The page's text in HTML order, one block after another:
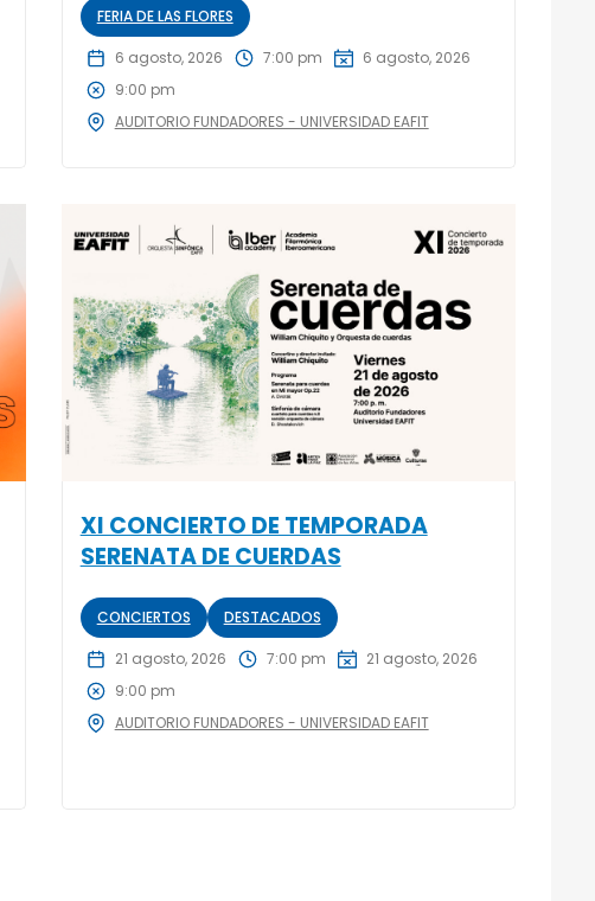
FERIA DE LAS FLORES
6 agosto, 2026 7:00 pm
6 agosto, 2026
9:00 pm
AUDITORIO FUNDADORES - UNIVERSIDAD EAFIT
XI CONCIERTO DE TEMPORADA
SERENATA DE CUERDAS
CONCIERTOS DESTACADOS
21 agosto, 2026 7:00 pm
21 agosto, 2026
9:00 pm
AUDITORIO FUNDADORES - UNIVERSIDAD EAFIT